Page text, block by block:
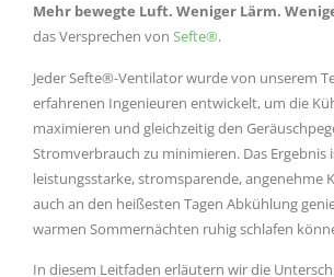
Mehr bewegte Luft. Weniger Lärm.
das Versprechen von Sefte®.
Jeder Sefte®-Ventilator wurde von unserem
erfahrenen Ingenieuren entwickelt, um die
maximieren und gleichzeitig den
Stromverbrauch zu minimieren. Das Ergebnis
leistungsstarke, stromsparende, angenehme
auch an den heißesten Tagen Abkühlung
warmen Sommernächten ruhig schlafen
In diesem Leitfaden erläutern wir die